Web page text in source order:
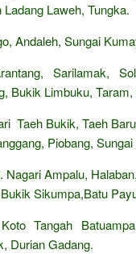
Laweh, Tungka.
Andaleh, Sungai
Sarilamak,
Bukik Limbuku, Taram,
Taeh Bukik, Taeh
Piobang, Sungai
Ampalu,
Sikumpa,Batu
Tangah
Durian Gadang.